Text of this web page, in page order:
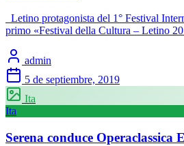
Letino protagonista del 1° Festival
primo «Festival della Cultura – Letino
admin
5 de septiembre, 2019
Ita
Ita
Serena conduce Operaclassica